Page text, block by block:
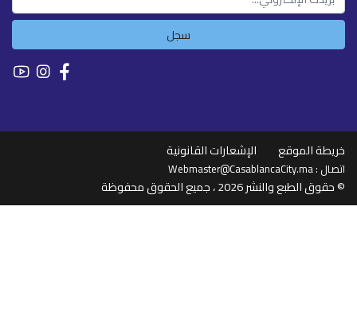
سجل
خريطة الموقع الإشعارات القانونية
اتصال :Webmaster@CasablancaCity.ma
© حقوق الطبع والنشر 2026 ، جميع الحقوق محفوظة